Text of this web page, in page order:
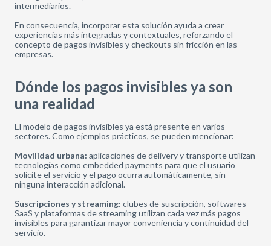
intermediarios.
En consecuencia, incorporar esta solución ayuda a crear
experiencias más integradas y contextuales, reforzando el
concepto de pagos invisibles y checkouts sin fricción en las
empresas.
Dónde los pagos invisibles ya son
una realidad
El modelo de pagos invisibles ya está presente en varios
sectores. Como ejemplos prácticos, se pueden mencionar:
Movilidad urbana: aplicaciones de delivery y transporte utilizan
tecnologías como embedded payments para que el usuario
solicite el servicio y el pago ocurra automáticamente, sin
ninguna interacción adicional.
Suscripciones y streaming: clubes de suscripción, softwares
SaaS y plataformas de streaming utilizan cada vez más pagos
invisibles para garantizar mayor conveniencia y continuidad del
servicio.